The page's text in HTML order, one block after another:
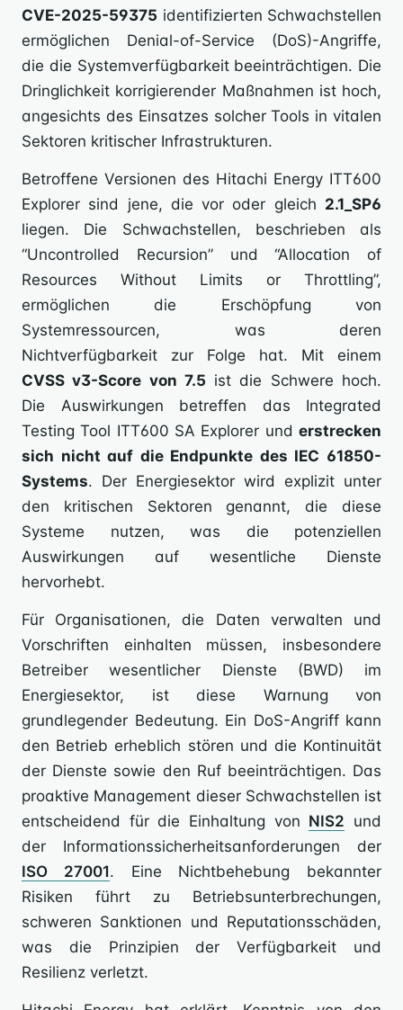
CVE-2025-59375 identifizierten Schwachstellen
ermöglichen Denial-of-Service (DoS)-Angriffe,
die die Systemverfügbarkeit beeinträchtigen. Die
Dringlichkeit korrigierender Maßnahmen ist hoch,
angesichts des Einsatzes solcher Tools in vitalen
Sektoren kritischer Infrastrukturen.
Betroffene Versionen des Hitachi Energy ITT600
Explorer sind jene, die vor oder gleich 2.1_SP6
liegen. Die Schwachstellen, beschrieben als
“Uncontrolled Recursion” und “Allocation of
Resources Without Limits or Throttling”,
ermöglichen die Erschöpfung von
Systemressourcen, was deren
Nichtverfügbarkeit zur Folge hat. Mit einem
CVSS v3-Score von 7.5 ist die Schwere hoch.
Die Auswirkungen betreffen das Integrated
Testing Tool ITT600 SA Explorer und erstrecken
sich nicht auf die Endpunkte des IEC 61850-
Systems. Der Energiesektor wird explizit unter
den kritischen Sektoren genannt, die diese
Systeme nutzen, was die potenziellen
Auswirkungen auf wesentliche Dienste
hervorhebt.
Für Organisationen, die Daten verwalten und
Vorschriften einhalten müssen, insbesondere
Betreiber wesentlicher Dienste (BWD) im
Energiesektor, ist diese Warnung von
grundlegender Bedeutung. Ein DoS-Angriff kann
den Betrieb erheblich stören und die Kontinuität
der Dienste sowie den Ruf beeinträchtigen. Das
proaktive Management dieser Schwachstellen ist
entscheidend für die Einhaltung von NIS2 und
der Informationssicherheitsanforderungen der
ISO 27001. Eine Nichtbehebung bekannter
Risiken führt zu Betriebsunterbrechungen,
schweren Sanktionen und Reputationsschäden,
was die Prinzipien der Verfügbarkeit und
Resilienz verletzt.